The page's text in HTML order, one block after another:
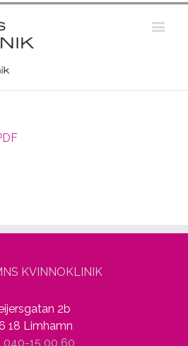
KVINNOKLINIK
2b
18 Limhamn
040-15 00 60